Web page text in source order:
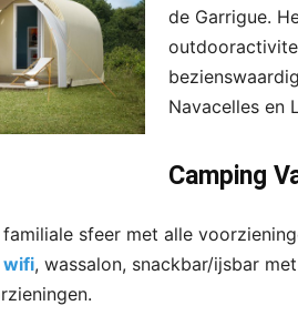
de Garrigue.
Navacelles en
Camping
sfeer met alle
wifi, wassalon, snackbar/ijsbar